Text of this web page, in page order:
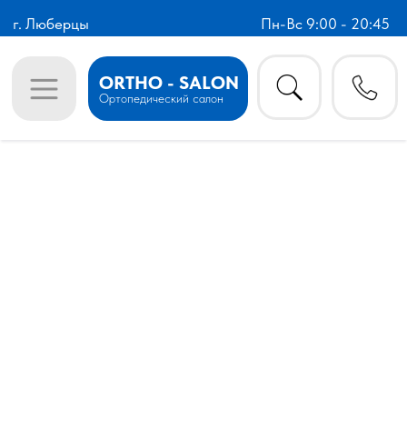
г. Люберцы Пн-Вс 9:00 - 20:45
ORTHO - SALON
Ортопедический салон